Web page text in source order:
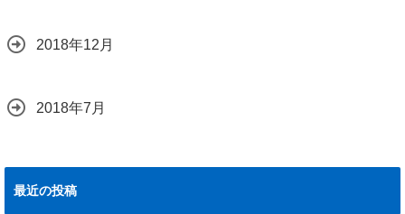
2018年12月
2018年7月
最近の投稿